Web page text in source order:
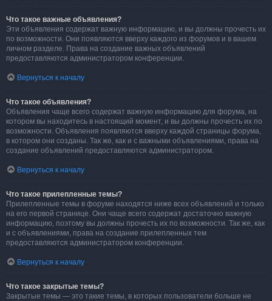
Что такое важные объявления?
Эти объявления содержат важную информацию, и вы должны прочесть их
по возможности. Они появляются вверху каждого из форумов и в вашем
личном разделе. Права на создание важных объявлений
предоставляются администратором конференции.
Вернуться к началу
Что такое объявления?
Объявления чаще всего содержат важную информацию для форума, на
котором вы находитесь в настоящий момент, и вы должны прочесть их по
возможности. Объявления появляются вверху каждой страницы форума,
в котором они созданы. Так же, как и с важными объявлениями, права на
создание объявлений предоставляются администратором.
Вернуться к началу
Что такое прилепленные темы?
Прилепленные темы в форуме находятся ниже всех объявлений и только
на его первой странице. Они чаще всего содержат достаточно важную
информацию, поэтому вы должны прочесть их по возможности. Так же, как
и с объявлениями, права на создание прилепленных тем
предоставляются администратором конференции.
Вернуться к началу
Что такое закрытые темы?
Закрытые темы — это такие темы, в которых пользователи больше не